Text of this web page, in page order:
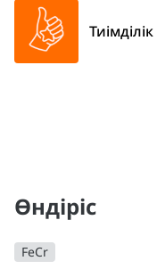
Тиімділік
Өндіріс
FeCr